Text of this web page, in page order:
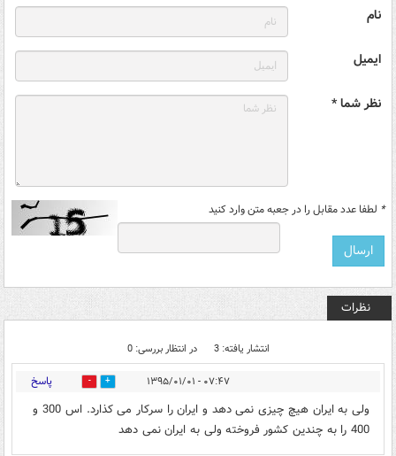
نام
ایمیل
نظر شما *
* لطفا عدد مقابل را در جعبه متن وارد کنید
نظرات
انتشار یافته: 3 در انتظار بررسی: 0
۰۷:۴۷ - ۱۳۹۵/۰۱/۰۱ 0 پاسخ
ولی به ایران هیچ چیزی نمی دهد و ایران را سرکار می کذارد. اس 300 و
400 را به چندین کشور فروخته ولی به ایران نمی دهد